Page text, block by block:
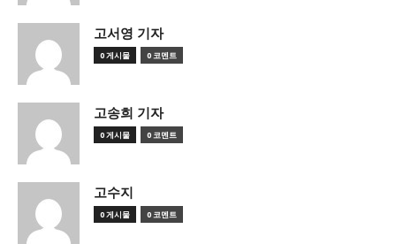
고서영 기자
0 게시물 0 코멘트
고송희 기자
0 게시물 0 코멘트
고수지
0 게시물 0 코멘트